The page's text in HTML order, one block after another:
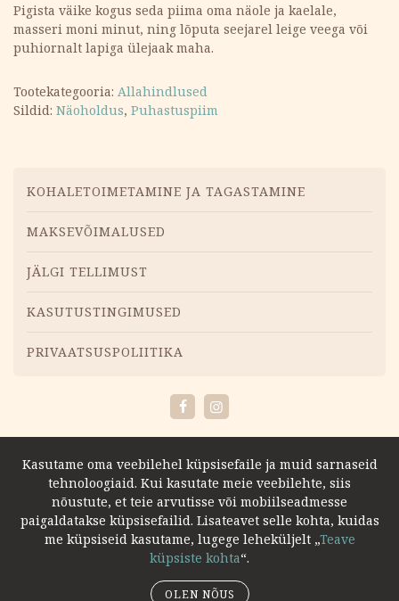
Pigista väike kogus seda piima oma näole ja kaelale,
masseri moni minut, ning lõputa seejarel leige veega või
puhiornalt lapiga ülejaak maha.
Tootekategooria: Allahindlused
Sildid: Näoholdus, Puhastuspiim
Menüü
KOHALETOIMETAMINE JA TAGASTAMINE
MAKSEVÕIMALUSED
JÄLGI TELLIMUST
KASUTUSTINGIMUSED
PRIVAATSUSPOLIITIKA
FacebookInstagram
Kasutame oma veebilehel küpsisefaile ja muid sarnaseid
tehnoloogiaid. Kui kasutate meie veebilehte, siis
nõustute, et teie arvutisse või mobiilseadmesse
paigaldatakse küpsisefailid. Lisateavet selle kohta, kuidas
me küpsiseid kasutame, lugege leheküljelt „Teave
küpsiste kohta“.
OLEN NÕUS